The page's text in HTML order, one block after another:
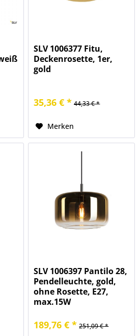
SLV 1006377 Fitu,
Deckenrosette, 1er,
gold
35,36 € * 44,33 € *
Merken
SLV 1006397 Pantilo 28,
Pendelleuchte, gold,
ohne Rosette, E27,
max.15W
189,76 € * 251,09 € *